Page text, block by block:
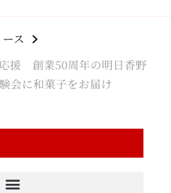
ス
援 創業50周年の明日香野
会に和菓子をお届け